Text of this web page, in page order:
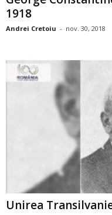
1918
Andrei Cretoiu - nov. 30, 2018
Unirea